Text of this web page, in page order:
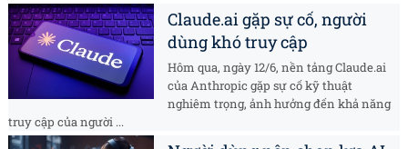
Claude.ai gặp sự cố, người
dùng khó truy cập
Hôm qua, ngày 12/6, nền tảng Claude.ai
của Anthropic gặp sự cố kỹ thuật
nghiêm trọng, ảnh hưởng đến khả năng
truy cập của người ...